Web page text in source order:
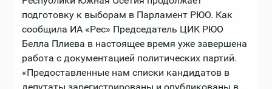
подготовку к выборам в Парламент РЮО. Как
сообщила ИА «Рес» Председатель ЦИК РЮО
Белла Плиева в настоящее время уже завершена
работа с документацией политических партий.
«Предоставленные нам списки кандидатов в